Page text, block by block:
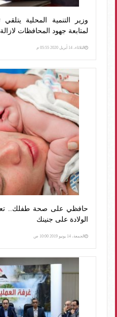
وزير التنمية المحلية
لمتابعة جهود المحافظات
الثلاثاء، 14 أبريل 2020 05:55 م
حافظي على صحة طفلك..
الولادة على جنينك
الجمعة، 14 يونيو 2019 10:00 ص